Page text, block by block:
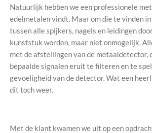
Natuurlijk hebben we een professionele
edelmetalen vindt. Maar om die te vinden
tussen alle spijkers, nagels en leidingen
kunststuk worden, maar niet onmogelijk.
met de afstellingen van de metaaldetector,
bepaalde signalen eruit te filteren en te
gevoeligheid van de detector. Wat een
dit toch weer.
Met de klant kwamen we uit op een